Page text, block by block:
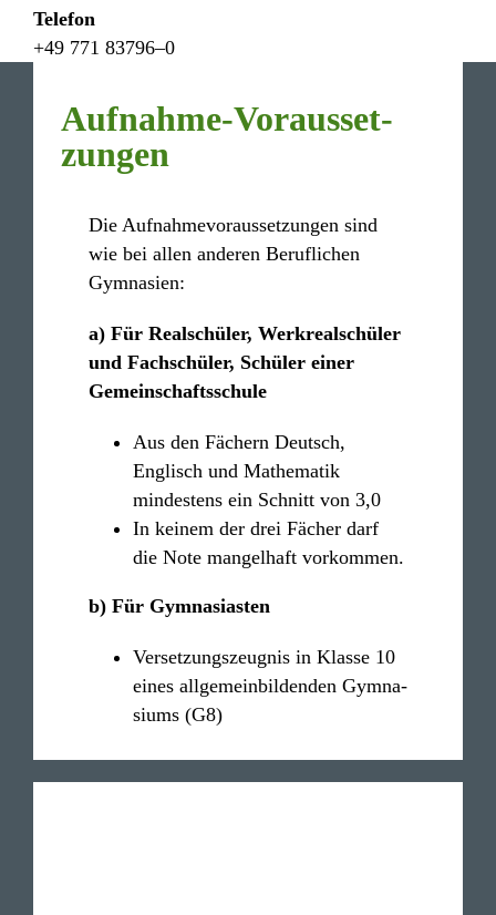
Telefon
+49 771 83796–0
Aufnahme-Voraus­set­
zungen
Die Aufnahme­voraussetzungen sind
wie bei allen anderen Beruf­li­chen
Gymnasien:
a) Für Real­schüler, Werk­re­al­schüler
und Fach­schüler, Schüler einer
Gemeinschaftsschule
Aus den Fächern Deutsch,
Englisch und Mathe­matik
mindes­tens ein Schnitt von 3,0
In keinem der drei Fächer darf
die Note mangel­haft vorkommen.
b) Für Gymnasiasten
Verset­zungs­zeugnis in Klasse 10
eines allge­mein­bil­denden Gymna­
siums (G8)